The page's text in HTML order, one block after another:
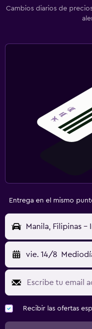
Cambios diarios de
Entrega en el mismo
Manila, Filipinas -
vie. 14/8
Recibir las ofertas